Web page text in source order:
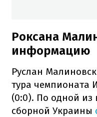
Роксана
информацию
Руслан
тура чемпионата
(0:0). По одной из
сборной Украины